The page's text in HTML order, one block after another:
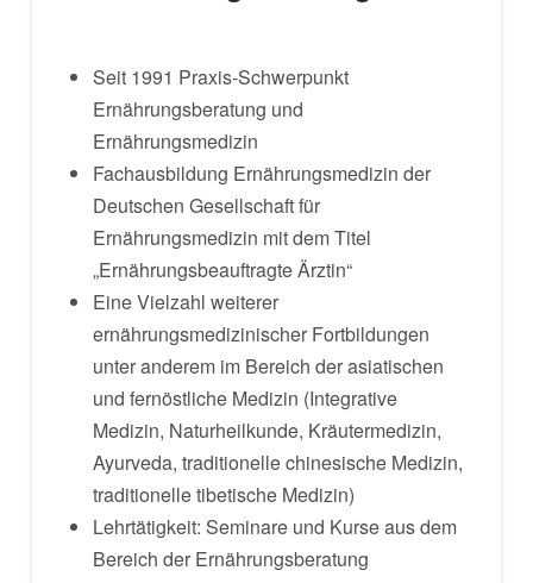
Seit 1991 Praxis-Schwerpunkt
Ernährungsberatung und
Ernährungsmedizin
Fachausbildung Ernährungsmedizin der
Deutschen Gesellschaft für
Ernährungsmedizin mit dem Titel
„Ernährungsbeauftragte Ärztin“
Eine Vielzahl weiterer
ernährungsmedizinischer Fortbildungen
unter anderem im Bereich der asiatischen
und fernöstliche Medizin (Integrative
Medizin, Naturheilkunde, Kräutermedizin,
Ayurveda, traditionelle chinesische Medizin,
traditionelle tibetische Medizin)
Lehrtätigkeit: Seminare und Kurse aus dem
Bereich der Ernährungsberatung